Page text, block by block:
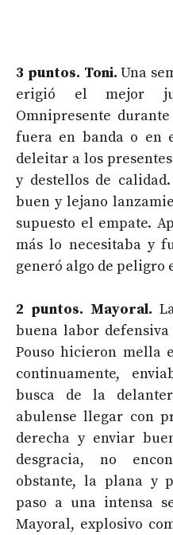
3 puntos. Toni. Una
erigió el mejor
Omnipresente
fuera en banda o en
deleitar a los
y destellos de
buen y lejano
supuesto el empate.
más lo necesitaba y
generó algo de peligro
2 puntos. Mayoral.
buena labor
Pouso hicieron mella
continuamente,
busca de la
abulense llegar con
derecha y enviar
desgracia, no
obstante, la plana y
paso a una intensa
Mayoral, explosivo